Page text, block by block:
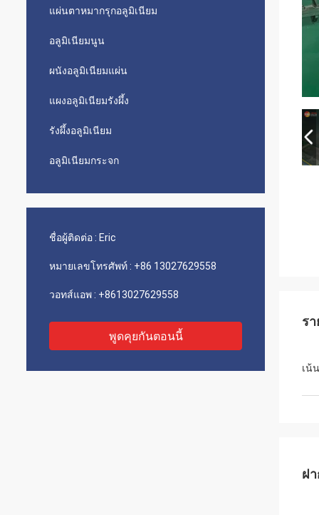
แผ่นตาหมากรุกอลูมิเนียม
อลูมิเนียมนูน
ผนังอลูมิเนียมแผ่น
แผงอลูมิเนียมรังผึ้ง
รังผึ้งอลูมิเนียม
อลูมิเนียมกระจก
ชื่อผู้ติดต่อ : Eric
หมายเลขโทรศัพท์ : +86 13027629558
วอทส์แอพ : +8613027629558
พูดคุยกันตอนนี้
ร
เน้น
ฝ